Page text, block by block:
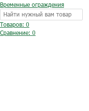
Временные ограждения
Товаров: 0
Сравнение: 0